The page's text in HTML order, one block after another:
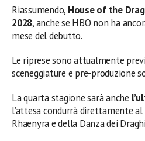
Riassumendo, House of the
2028, anche se HBO non ha
mese del debutto.
Le riprese sono attualmente
sceneggiature e pre-produzione
La quarta stagione sarà anche
l’attesa condurrà direttamente
Rhaenyra e della Danza dei